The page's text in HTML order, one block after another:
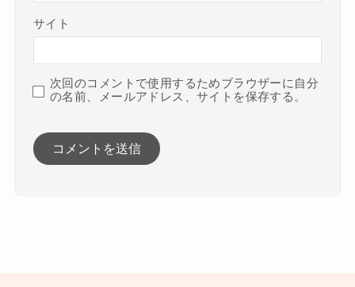
サイト
次回のコメントで使用するためブラウザーに自分
の名前、メールアドレス、サイトを保存する。